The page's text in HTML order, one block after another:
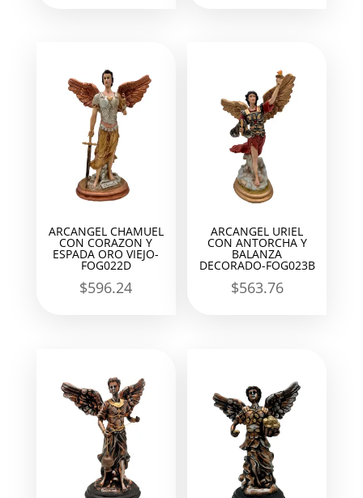
ARCANGEL CHAMUEL
CON CORAZON Y
ESPADA ORO VIEJO-
FOG022D
$596.24
ARCANGEL URIEL
CON ANTORCHA Y
BALANZA
DECORADO-FOG023B
$563.76